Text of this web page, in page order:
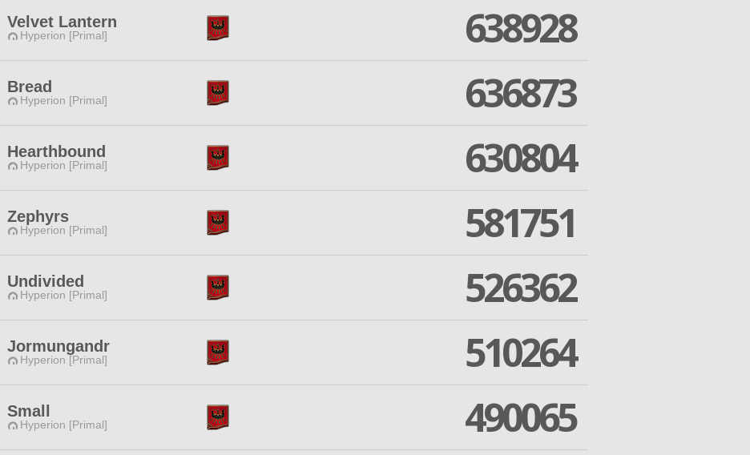
Velvet Lantern
Hyperion [Primal]
638928
Bread
Hyperion [Primal]
636873
Hearthbound
Hyperion [Primal]
630804
Zephyrs
Hyperion [Primal]
581751
Undivided
Hyperion [Primal]
526362
Jormungandr
Hyperion [Primal]
510264
Small
Hyperion [Primal]
490065